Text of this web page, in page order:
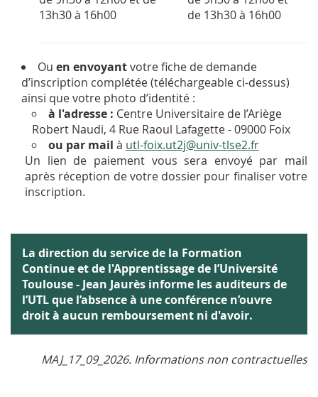
13h30 à 16h00
de 13h30 à 16h00
Ou en envoyantvotre fiche de demande
d’inscription complétée (téléchargeable ci-dessus)
ainsi que votre photo d’identité :
à l'adresse : Centre Universitaire de l’Ariège
Robert Naudi, 4 Rue Raoul Lafagette - 09000 Foix
ou par mail à utl-foix.ut2j@univ-tlse2.fr
Un lien de paiement vous sera envoyé par mail
après réception de votre dossier pour finaliser votre
inscription.
La direction du service de la Formation
Continue et de l'Apprentissage de l’Université
Toulouse - Jean Jaurès informe les auditeurs de
l’UTL que l’absence à une conférence n’ouvre
droit à aucun remboursement ni d'avoir.
MAJ_17_09_2026. Informations non contractuelles